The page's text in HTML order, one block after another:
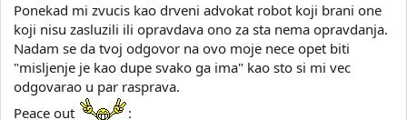
Ponekad mi zvucis kao drveni advokat robot koji brani one
koji nisu zasluzili ili opravdava ono za sta nema opravdanja.
Nadam se da tvoj odgovor na ovo moje nece opet biti
"misljenje je kao dupe svako ga ima" kao sto si mi vec
odgovarao u par rasprava.
Peace out
: